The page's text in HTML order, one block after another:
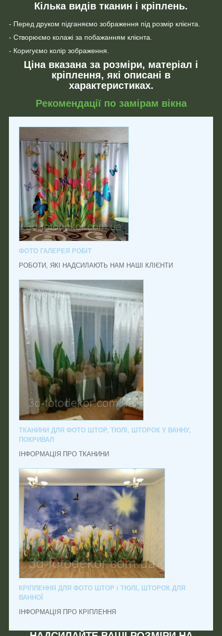
Кілька видів тканин і кріплень.
- Перед друком підганяємо зображення під розмір клієнта.
- Створюємо колажі за побажанням клієнта.
- Коригуємо колір зображення.
Ціна вказана за розміри, матеріал і
кріплення, які описані в
характеристиках.
Рекомендації по замірам вікна
ФОТО ГАЛЕРЕЯ РОБІТ
РОБОТИ, ЯКІ НАДСИЛАЮТЬ НАМ НАШІ КЛІЄНТИ
ТКАНИНИ ДЛЯ ФОТО ШТОР, ТЮЛІ, ШТОРОК У ВАННУ,
ПОКРИВАЛ
ІНФОРМАЦІЯ ПРО ТКАНИНИ
КРІПЛЕННЯ ДЛЯ ФОТО ШТОР і ТЮЛІ, ШТОРОК ДЛЯ
ВАННОЇ
ІНФОРМАЦІЯ ПРО КРІПЛЕННЯ